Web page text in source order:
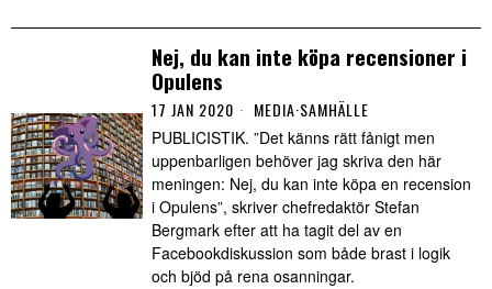
Nej, du kan inte köpa recensioner i
Opulens
17 JAN 2020 MEDIA·SAMHÄLLE
PUBLICISTIK. ”Det känns rätt fånigt men
uppenbarligen behöver jag skriva den här
meningen: Nej, du kan inte köpa en recension
i Opulens”, skriver chefredaktör Stefan
Bergmark efter att ha tagit del av en
Facebookdiskussion som både brast i logik
och bjöd på rena osanningar.